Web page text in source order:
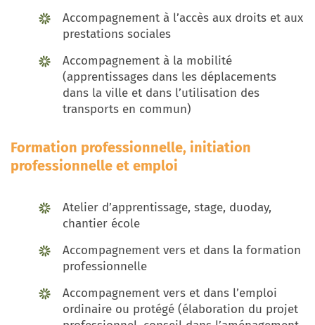
Accompagnement à l’accès aux droits et aux
prestations sociales
Accompagnement à la mobilité
(apprentissages dans les déplacements
dans la ville et dans l’utilisation des
transports en commun)
Formation professionnelle, initiation
professionnelle et emploi
Atelier d’apprentissage, stage, duoday,
chantier école
Accompagnement vers et dans la formation
professionnelle
Accompagnement vers et dans l’emploi
ordinaire ou protégé (élaboration du projet